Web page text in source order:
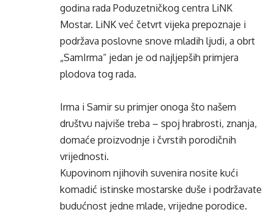
godina rada Poduzetničkog centra LiNK
Mostar. LiNK već četvrt vijeka prepoznaje i
podržava poslovne snove mladih ljudi, a obrt
„SamIrma“ jedan je od najljepših primjera
plodova tog rada.
Irma i Samir su primjer onoga što našem
društvu najviše treba – spoj hrabrosti, znanja,
domaće proizvodnje i čvrstih porodičnih
vrijednosti.
Kupovinom njihovih suvenira nosite kući
komadić istinske mostarske duše i podržavate
budućnost jedne mlade, vrijedne porodice.